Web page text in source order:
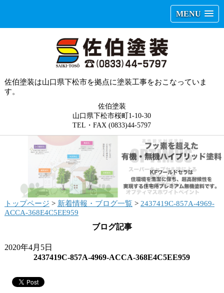
MENU
佐伯塗装は山口県下松市を拠点に塗装工事をおこなっていま
す。
佐伯塗装
山口県下松市桜町1-10-30
TEL・FAX (0833)44-5797
トップページ > 新着情報・ブログ一覧> 2437419C-857A-4969-
ACCA-368E4C5EE959
ブログ記事
2020年4月5日
2437419C-857A-4969-ACCA-368E4C5EE959